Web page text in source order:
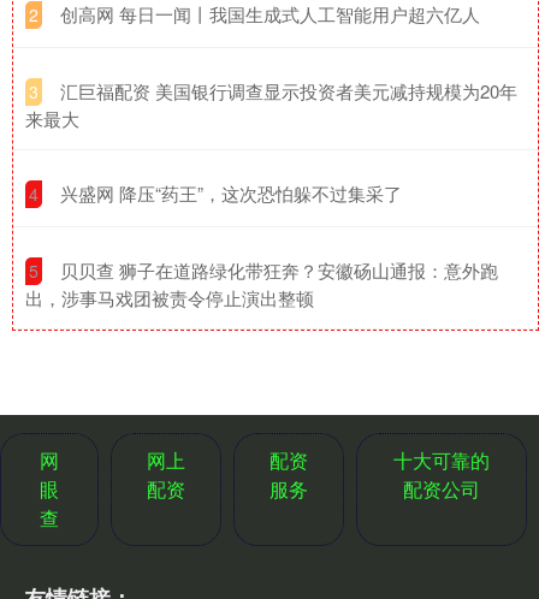
2 ​创高网 每日一闻丨我国生成式人工智能用户超六亿人
3
​汇巨福配资 美国银行调查显示投资者美元减持规模为20年
来最大
4 ​兴盛网 降压“药王”，这次恐怕躲不过集采了
5
​贝贝查 狮子在道路绿化带狂奔？安徽砀山通报：意外跑
出，涉事马戏团被责令停止演出整顿
网
眼
查
网上
配资
配资
服务
十大可靠的
配资公司